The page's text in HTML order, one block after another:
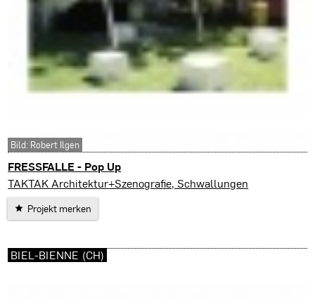
FRESSFALLE - Pop Up
Biel-Bienne (CH)
TAKTAK Architektur+Szenografie, Schwallungen
Projekt merken
Bild: Robert Ilgen
BIEL-BIENNE (CH)